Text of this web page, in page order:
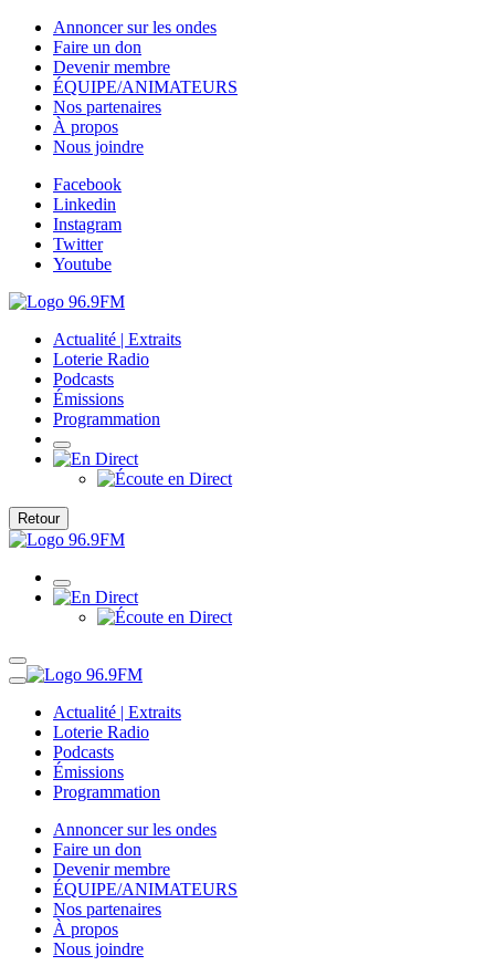
Annoncer sur les ondes
Faire un don
Devenir membre
ÉQUIPE/ANIMATEURS
Nos partenaires
À propos
Nous joindre
Facebook
Linkedin
Instagram
Twitter
Youtube
Actualité | Extraits
Loterie Radio
Podcasts
Émissions
Programmation
Retour
Actualité | Extraits
Loterie Radio
Podcasts
Émissions
Programmation
Annoncer sur les ondes
Faire un don
Devenir membre
ÉQUIPE/ANIMATEURS
Nos partenaires
À propos
Nous joindre